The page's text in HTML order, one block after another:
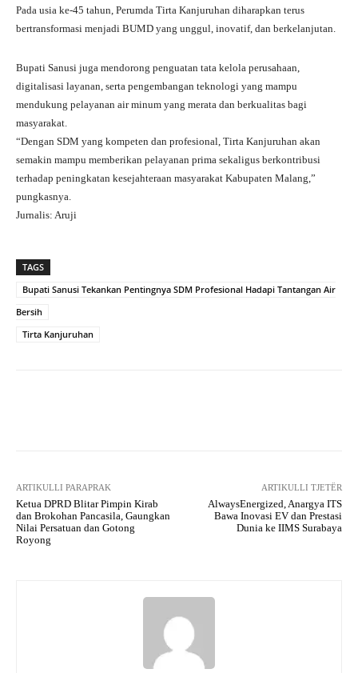
Pada usia ke-45 tahun, Perumda Tirta Kanjuruhan diharapkan terus
bertransformasi menjadi BUMD yang unggul, inovatif, dan berkelanjutan.
Bupati Sanusi juga mendorong penguatan tata kelola perusahaan,
digitalisasi layanan, serta pengembangan teknologi yang mampu
mendukung pelayanan air minum yang merata dan berkualitas bagi
masyarakat.
“Dengan SDM yang kompeten dan profesional, Tirta Kanjuruhan akan
semakin mampu memberikan pelayanan prima sekaligus berkontribusi
terhadap peningkatan kesejahteraan masyarakat Kabupaten Malang,”
pungkasnya.
Jurnalis: Aruji
TAGS
Bupati Sanusi Tekankan Pentingnya SDM Profesional Hadapi Tantangan Air
Bersih
Tirta Kanjuruhan
ARTIKULLI PARAPRAK
Ketua DPRD Blitar Pimpin Kirab
dan Brokohan Pancasila, Gaungkan
Nilai Persatuan dan Gotong
Royong
ARTIKULLI TJETËR
AlwaysEnergized, Anargya ITS
Bawa Inovasi EV dan Prestasi
Dunia ke IIMS Surabaya